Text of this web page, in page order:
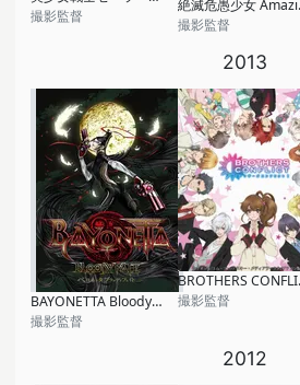
撮影監督
絶
撮影監督
2013
BAYONETTA Bloody Fate
撮影監督
撮影監督
2012